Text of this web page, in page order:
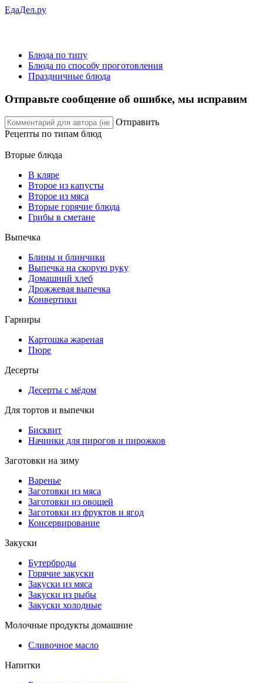
ЕдаДел.ру
Блюда по типу
Блюда по способу проготовления
Праздничные блюда
Отправьте сообщение об ошибке, мы исправим
Отправить
Рецепты по типам блюд
Вторые блюда
В кляре
Второе из капусты
Второе из мяса
Вторые горячие блюда
Грибы в сметане
Выпечка
Блины и блинчики
Выпечка на скорую руку
Домашний хлеб
Дрожжевая выпечка
Конвертики
Гарниры
Картошка жареная
Пюре
Десерты
Десерты с мёдом
Для тортов и выпечки
Бисквит
Начинки для пирогов и пирожков
Заготовки на зиму
Варенье
Заготовки из мяса
Заготовки из овощей
Заготовки из фруктов и ягод
Консервирование
Закуски
Бутерброды
Горячие закуски
Закуски из мяса
Закуски из рыбы
Закуски холодные
Молочные продукты домашние
Сливочное масло
Напитки